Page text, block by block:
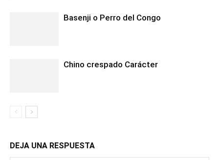
Basenji o Perro del Congo
Chino crespado Carácter
DEJA UNA RESPUESTA